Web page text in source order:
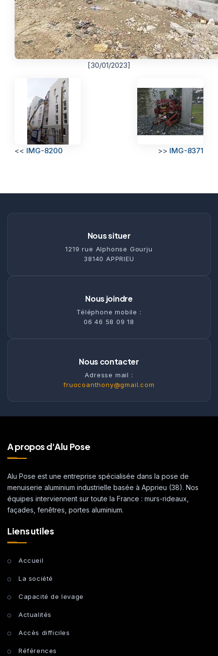
[30/01/2023]
<< IMG-8200 >> IMG-8371
Nous situer
1219 rue Alphonse Gourju
38140 APPRIEU
Nous joindre
Téléphone mobile :
06 46 58 09 18
Nous contacter
Adresse mail :
fruocoanthony@gmail.com
A propos d'Alu Pose
Alu Pose est une entreprise spécialisée dans la pose de
menuiserie aluminium industrielle basée à Apprieu (38). Nos
équipes interviennent sur toute la France : murs-rideaux,
façades, fenêtres, portes aluminium.
Liens utiles
Accueil
La société
Capacité de levage
Actualités
Accès difficiles
Références